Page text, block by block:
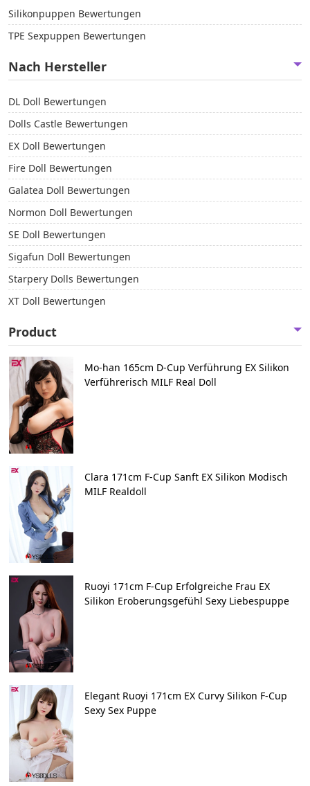
Silikonpuppen Bewertungen
TPE Sexpuppen Bewertungen
Nach Hersteller
DL Doll Bewertungen
Dolls Castle Bewertungen
EX Doll Bewertungen
Fire Doll Bewertungen
Galatea Doll Bewertungen
Normon Doll Bewertungen
SE Doll Bewertungen
Sigafun Doll Bewertungen
Starpery Dolls Bewertungen
XT Doll Bewertungen
Product
Mo-han 165cm D-Cup Verführung EX Silikon
Verführerisch MILF Real Doll
Clara 171cm F-Cup Sanft EX Silikon Modisch
MILF Realdoll
Ruoyi 171cm F-Cup Erfolgreiche Frau EX
Silikon Eroberungsgefühl Sexy Liebespuppe
Elegant Ruoyi 171cm EX Curvy Silikon F-Cup
Sexy Sex Puppe